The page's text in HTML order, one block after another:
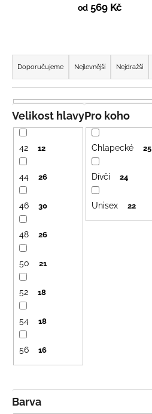
od 569 Kč
Ř
a
z
e
n
í
p
o
d
u
ů
Doporučujeme Nejlevnější Nejdražší
Barva
Pro koho
Chlapecké 25
Dívčí 24
Unisex 22
Velikost hlavy
42 12
44 26
46 30
48 26
50 21
52 18
54 18
56 16
HLEDAT
D
o
o
r
LETNÍ
KALHOTY
ŽLUTÉ
695
Kč